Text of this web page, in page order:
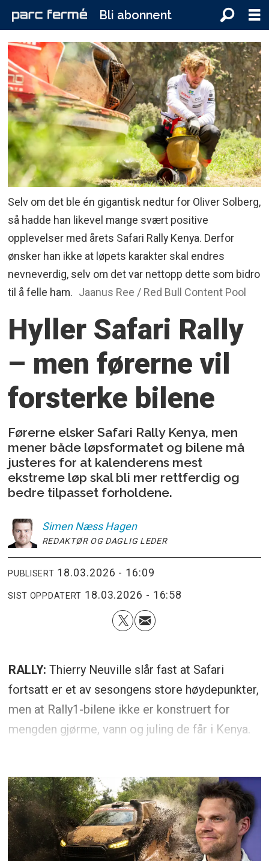
Bli abonnent
Selv om det ble én gigantisk nedtur for Oliver Solberg,
så hadde han likevel mange svært positive
opplevelser med årets Safari Rally Kenya. Derfor
ønsker han ikke at løpets karakter skal endres
nevneverdig, selv om det var nettopp dette som bidro
til å felle ham. Jaanus Ree / Red Bull Content Pool
Hyller Safari Rally
– men førerne vil
forsterke bilene
Førerne elsker Safari Rally Kenya, men
mener både løpsformatet og bilene må
justeres for at kalenderens mest
ekstreme løp skal bli mer rettferdig og
bedre tilpasset forholdene.
Simen Næss Hagen
REDAKTØR OG DAGLIG LEDER
PUBLISERT 18.03.2026 - 16:09
SIST OPPDATERT 18.03.2026 - 16:58
RALLY: Thierry Neuville slår fast at Safari
fortsatt er et av sesongens store høydepunkter,
men at Rally1-bilene ikke er konstruert for
mengden gjørme, vann og juling de får i Kenya.